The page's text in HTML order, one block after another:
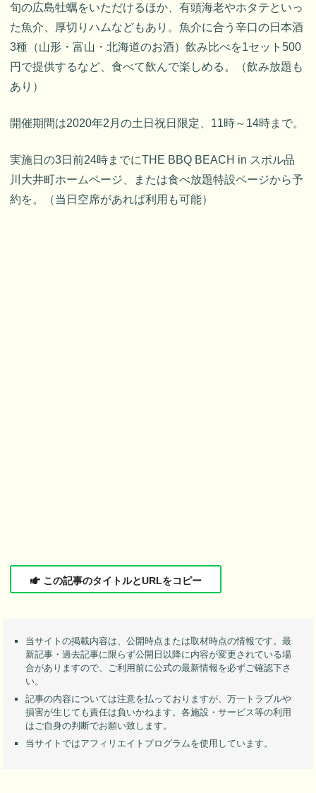
旬の広島牡蠣をいただけるほか、有頭海老やホタテといっ
た魚介、厚切りハムなどもあり。魚介に合う辛口の日本酒
3種（山形・富山・北海道のお酒）飲み比べを1セット500
円で提供するなど、食べて飲んで楽しめる。（飲み放題も
あり）
開催期間は2020年2月の土日祝日限定、11時～14時まで。
実施日の3日前24時までにTHE BBQ BEACH in スポル品
川大井町ホームページ、または食べ放題特設ページから予
約を。（当日空席があれば利用も可能）
この記事のタイトルとURLをコピー
当サイトの掲載内容は、公開時点または取材時点の情報です。最
新記事・過去記事に限らず公開日以降に内容が変更されている場
合がありますので、ご利用前に公式の最新情報を必ずご確認下さ
い。
記事の内容については注意を払っておりますが、万一トラブルや
損害が生じても責任は負いかねます。各施設・サービス等の利用
はご自身の判断でお願い致します。
当サイトではアフィリエイトプログラムを使用しています。